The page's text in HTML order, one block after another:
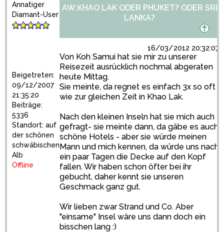
Annatiger
Diamant-User
Beigetreten:
09/12/2007
21:35:20
Beiträge:
5336
Standort: auf
der schönen
schwäbischen
Alb
Offline
AW:KHAO LAK ODER PHUKET? ODER SRI
LANKA?
16/03/2012 20:32:07
Von Koh Samui hat sie mir zu unserer
Reisezeit ausrücklich nochmal abgeraten
heute Mittag.
Sie meinte, da regnet es einfach 3x so oft
wie zur gleichen Zeit in Khao Lak.
Nach den kleinen Inseln hat sie mich auch
gefragt- sie meinte dann, da gäbe es auch
schöne Hotels - aber sie würde meinen
Mann und mich kennen, da würde uns nach
ein paar Tagen die Decke auf den Kopf
fallen. Wir haben schon öfter bei ihr
gebucht, daher kennt sie unseren
Geschmack ganz gut.
Wir lieben zwar Strand und Co. Aber
"einsame" Insel wäre uns dann doch ein
bisschen lang :)